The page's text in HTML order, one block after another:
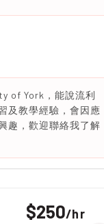
of York，能說流利
及教學經驗，會因應
趣，歡迎聯絡我了解
$250/hr